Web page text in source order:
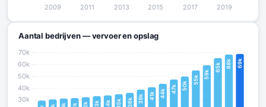
Aantal bedrijven — vervoer en opslag